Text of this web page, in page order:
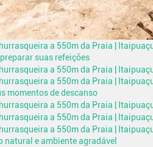
suas refeições
momentos de descanso
e ambiente agradável